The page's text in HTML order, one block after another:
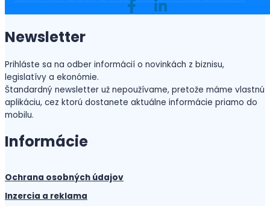
evidenciu jázd
Newsletter
Prihláste sa na odber informácií o novinkách z biznisu,
legislatívy a ekonómie.
Štandardný newsletter už nepoužívame, pretože máme vlastnú
aplikáciu, cez ktorú dostanete aktuálne informácie priamo do
mobilu.
Informácie
Ochrana osobných údajov
Inzercia a reklama